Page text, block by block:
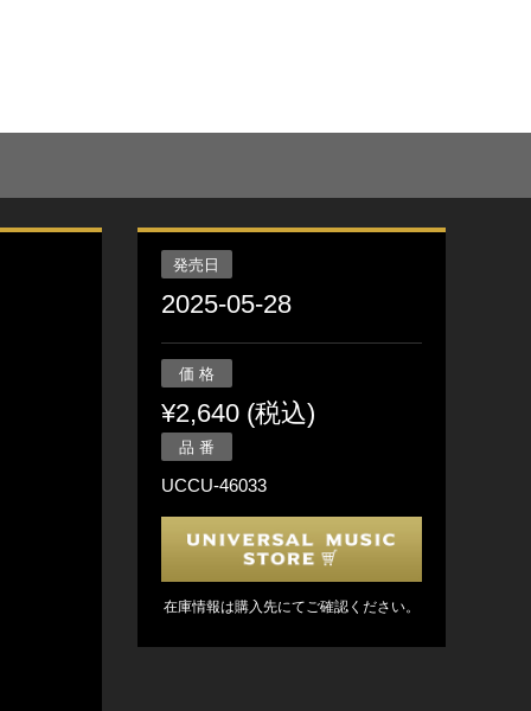
発売日
2025-05-28
価 格
¥2,640 (税込)
品 番
UCCU-46033
在庫情報は購入先にてご確認ください。